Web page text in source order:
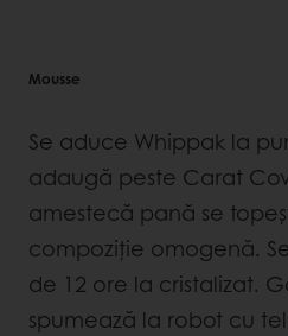
Mousse
Se aduce Whippak la
adaugă peste Carat
amestecă pană se
compoziție omogenă.
de 12 ore la cristalizat.
spumează la robot cu